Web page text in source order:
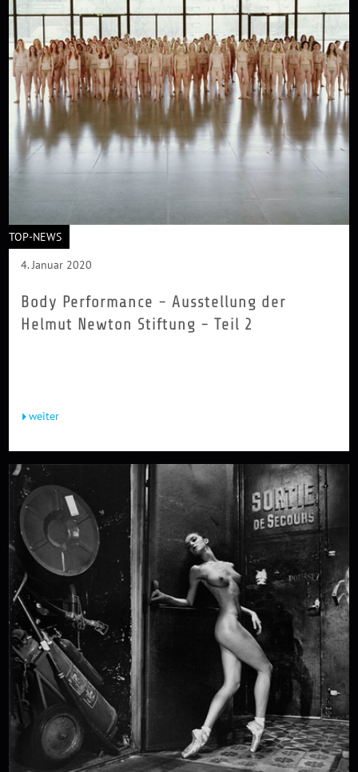
TOP-NEWS
4. Januar 2020
Body Performance - Ausstellung der
Helmut Newton Stiftung - Teil 2
weiter